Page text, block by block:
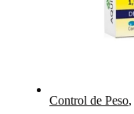
Control de Peso,